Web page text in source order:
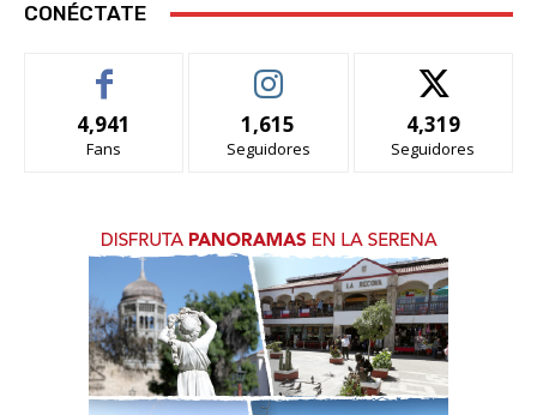
CONÉCTATE
4,941
Fans
1,615
Seguidores
4,319
Seguidores